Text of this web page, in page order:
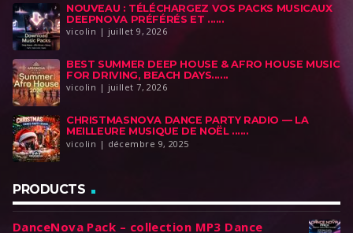
NOUVEAU : TÉLÉCHARGEZ VOS PACKS MUSICAUX
DEEPNOVA PRÉFÉRÉS ET ......
vicolin | juillet 9, 2026
BEST SUMMER DEEP HOUSE & AFRO HOUSE MUSIC
FOR DRIVING, BEACH DAYS......
vicolin | juillet 7, 2026
CHRISTMASNOVA DANCE PARTY RADIO — LA
MEILLEURE MUSIQUE DE NOËL ......
vicolin | décembre 9, 2025
PRODUCTS
DanceNova Pack – collection MP3 Dance